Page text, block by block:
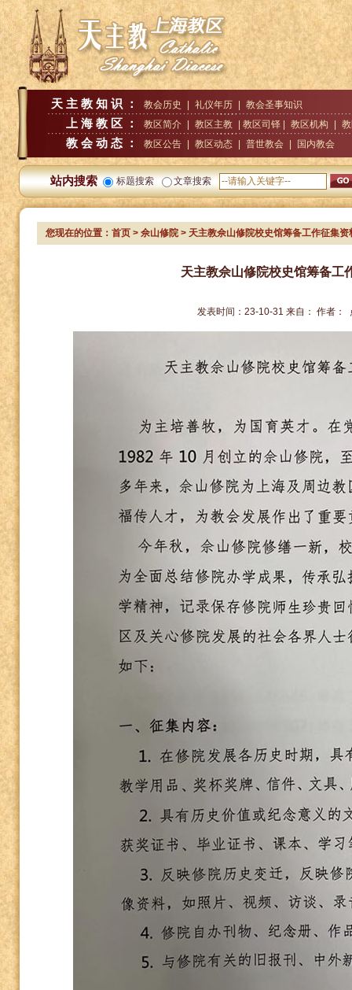
天主教知识： 教会历史 礼仪年历 教会圣事知识
上海教区： 教区简介 教区主教 | 教区司铎 | 教区机构
教会动态： 教区公告 教区动态 普世教会 国内教会
站内搜索 标题搜索 文章搜索
您现在的位置：首页 >佘山修院 > 天主教佘山修院校史馆筹备工作征集资
天主教佘山修院校史馆筹备工
发表时间：23-10-31 来自： 作者：